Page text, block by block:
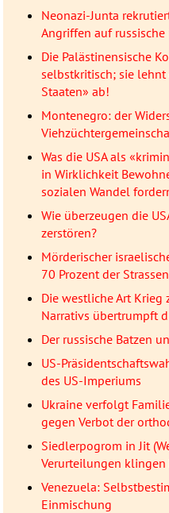
Neonazi-Junta
Angriffen auf
Die Palästinensische
selbstkritisch; sie lehnt
Staaten» ab!
Montenegro: der
Was die USA als
in Wirklichkeit
sozialen Wandel
Wie überzeugen die
zerstören?
Mörderischer
70 Prozent der
Die westliche Art Krieg
Narrativs übertrumpft
Der russische Batzen
US-
des US-Imperiums
Ukraine verfolgt
gegen Verbot der
Siedlerpogrom in Jit
Verurteilungen klingen
Venezuela:
Einmischung